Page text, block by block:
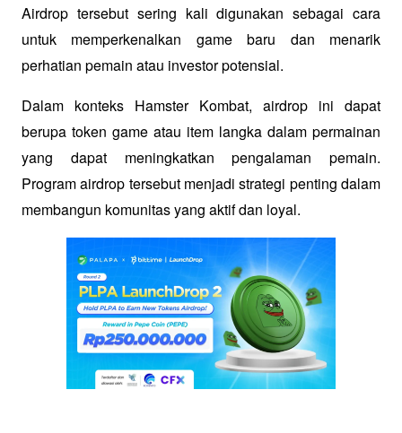
Airdrop tersebut sering kali digunakan sebagai cara
untuk memperkenalkan game baru dan menarik
perhatian pemain atau investor potensial.
Dalam konteks Hamster Kombat, airdrop ini dapat
berupa token game atau item langka dalam permainan
yang dapat meningkatkan pengalaman pemain.
Program airdrop tersebut menjadi strategi penting dalam
membangun komunitas yang aktif dan loyal.